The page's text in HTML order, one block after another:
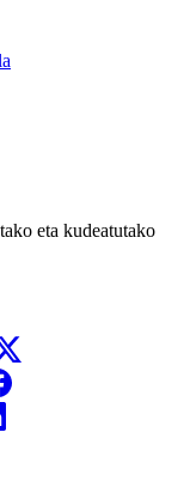
eta kudeatutako